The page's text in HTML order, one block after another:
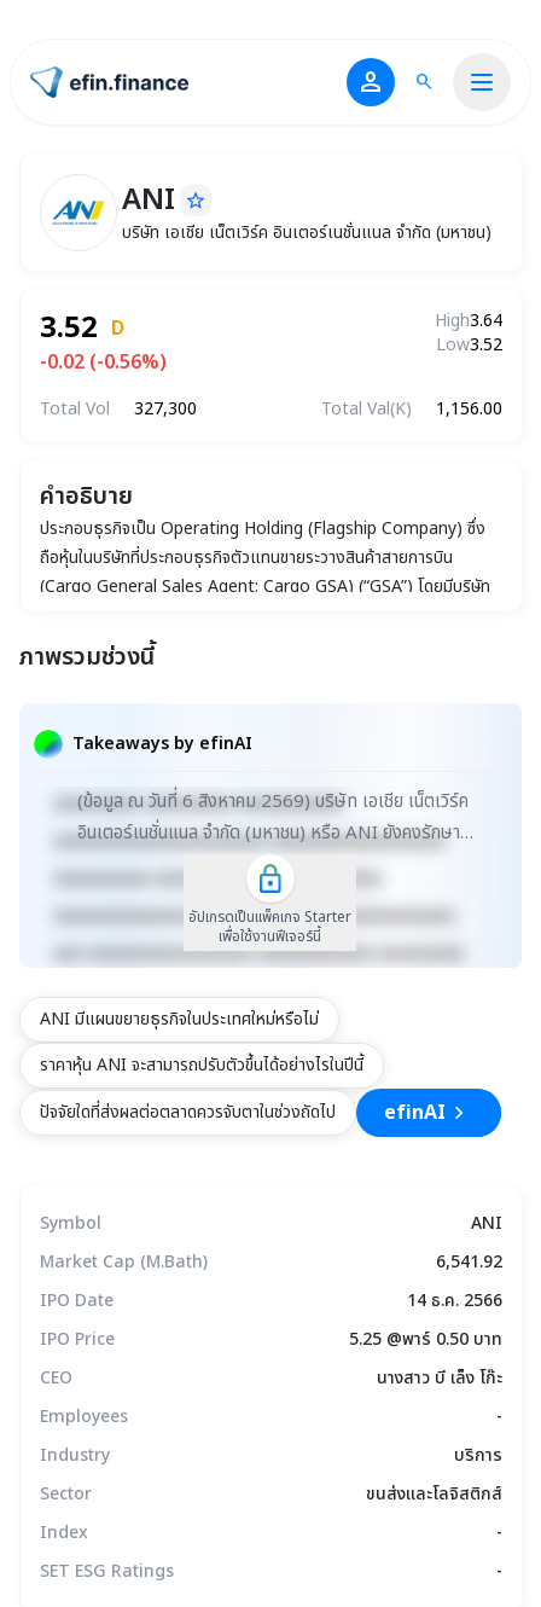
ไปหน้าแรก person search
ANIบริษัท เอเชีย เน็ตเวิร์ค อินเตอร์เนชั่นแนล จำกัด (
ANI star_border
บริษัท เอเชีย เน็ตเวิร์ค อินเตอร์เนชั่นแนล จำกัด (มหาชน)
3.52 D
-0.02 (-0.56%)
High3.64
Low3.52
Total Vol 327,300 Total Val(K) 1,156.00
คำอธิบาย
ประกอบธุรกิจเป็น Operating Holding (Flagship Company) ซึ่ง
ถือหุ้นในบริษัทที่ประกอบธุรกิจตัวแทนขายระวางสินค้าสายการบิน
(Cargo General Sales Agent: Cargo GSA) (“GSA”) โดยมีบริษัท
ประกอบธุรกิจตัวแทนขายระวางสินค้าสายการบิน ให้แก่สายการบินชั้นนำ
พิเศษฮ่องกงแห่งสาธารณรัฐประชาชนจีน สาธารณรัฐประชาชนจีน
ประเทศมาเลเซีย ประเทศกัมพูชา สาธารณรัฐแห่งสหภาพเมียนมา
ประเทศอินเดีย และประเทศญี่ปุ่น ครอบคลุมเส้นทางการบินซึ่งมีปลาย
ทางกว่า 400 แห่งในทุกภูมิภาคทั่วโลก
ภาพรวมช่วงนี้
Takeaways by efinAI
xxxxx xxxxxxxxxxxxxxxxxxxxxxxxxxxxxx
xxxxxxxxxxxxxxxxxx xxxxxxxxxxxxxxx xxxxx
xxxxxxxxx xxxxxxxxx xxxxxxxxxxx
xxxxxxxxxxxxxxxxxxxxxx xxxxxxxxxxxxxxxxxx
xxxxxxxxxx xxxxxxxxxxxxx xxxxxxxxxx
xxxxxxxxxxxxxxxxxxxxxxxxxx xxxxxxxxxxxxxxx
xxx xxxxxxxxxxxxxxxxx xxxxxxxxxxxx xxxxxxxxx
xxxxxxxxxxx xxxxxxxx xxxxxxxxxxxxxxxxxxxxxxx
xxxxxxxxxxxxxxxxxxx xxxxx
xxxxxxxxxxxxxxxxxxxxxxxxxxxxxx
(ข้อมูล ณ วันที่ 6 สิงหาคม 2569) บริษัท เอเชีย เน็ตเวิร์ค
อินเตอร์เนชั่นแนล จำกัด (มหาชน) หรือ ANI ยังคงรักษา
บทบาทผู้นำในธุรกิจ Operating Holding ที่ด...
อัปเกรดเป็นแพ็คเกจ Starter
เพื่อใช้งานฟีเจอร์นี้
ANI มีแผนขยายธุรกิจในประเทศใหม่หรือไม่
ราคาหุ้น ANI จะสามารถปรับตัวขึ้นได้อย่างไรในปีนี้
ปัจจัยใดที่ส่งผลต่อตลาดควรจับตาในช่วงถัดไป
efinAI
Symbol
ANI
Market Cap (M.Bath)
6,541.92
IPO Date
14 ธ.ค. 2566
IPO Price
5.25 @พาร์ 0.50 บาท
CEO
นางสาว บี เล็ง โก๊ะ
Employees
-
Industry
บริการ
Sector
ขนส่งและโลจิสติกส์
Index
-
SET ESG Ratings
-